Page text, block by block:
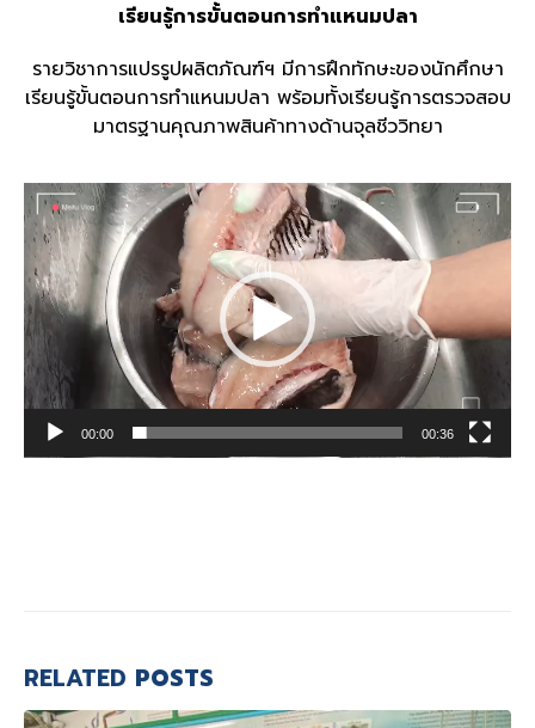
เรียนรู้การขั้นตอนการทำแหนมปลา
รายวิชาการแปรรูปผลิตภัณฑ์ฯ มีการฝึกทักษะของนักศึกษา
เรียนรู้ขั้นตอนการทำแหนมปลา พร้อมทั้งเรียนรู้การตรวจสอบ
มาตรฐานคุณภาพสินค้าทางด้านจุลชีววิทยา
Video
Player
00:00 00:36
RELATED POSTS